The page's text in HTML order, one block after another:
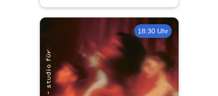
18:30 Uhr